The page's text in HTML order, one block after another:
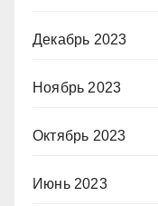
Декабрь 2023
Ноябрь 2023
Октябрь 2023
Июнь 2023